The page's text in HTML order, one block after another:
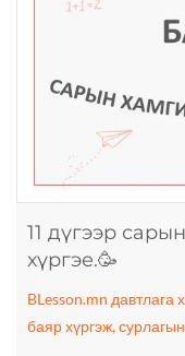
11 дүгээр
хүргэе.🥳
BLesson.mn давтлага
баяр хүргэж,